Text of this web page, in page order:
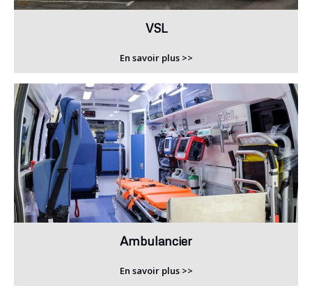
VSL
En savoir plus >>
Ambulancier
En savoir plus >>